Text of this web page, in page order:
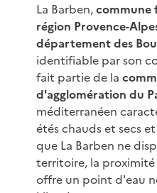
La Barben,commune
région Provence-
département des
identifiable par son
fait partie de la
d'agglomération du
méditerranéen
étés chauds et secs
que La Barben ne
territoire, la
offre un point d'eau